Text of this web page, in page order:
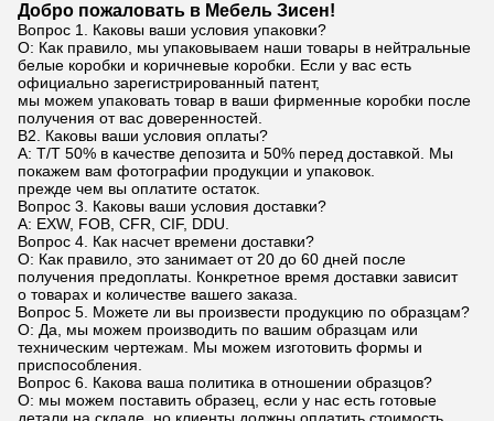
Добро пожаловать в Мебель Зисен!
Вопрос 1. Каковы ваши условия упаковки?
О: Как правило, мы упаковываем наши товары в нейтральные
белые коробки и коричневые коробки. Если у вас есть
официально зарегистрированный патент,
мы можем упаковать товар в ваши фирменные коробки после
получения от вас доверенностей.
В2. Каковы ваши условия оплаты?
A: T/T 50% в качестве депозита и 50% перед доставкой. Мы
покажем вам фотографии продукции и упаковок.
прежде чем вы оплатите остаток.
Вопрос 3. Каковы ваши условия доставки?
А: EXW, FOB, CFR, CIF, DDU.
Вопрос 4. Как насчет времени доставки?
О: Как правило, это занимает от 20 до 60 дней после
получения предоплаты. Конкретное время доставки зависит
о товарах и количестве вашего заказа.
Вопрос 5. Можете ли вы произвести продукцию по образцам?
О: Да, мы можем производить по вашим образцам или
техническим чертежам. Мы можем изготовить формы и
приспособления.
Вопрос 6. Какова ваша политика в отношении образцов?
О: мы можем поставить образец, если у нас есть готовые